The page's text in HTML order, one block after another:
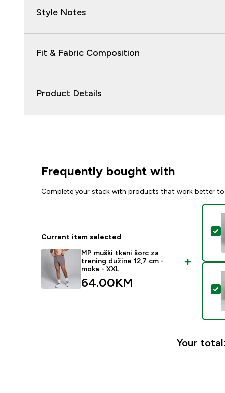
Style Notes
Fit & Fabric Composition
Product Details
Frequently bought with
Complete your stack with products that work better
Current item selected
MP muški tkani šorc za
trening dužine 12,7 cm -
moka - XXL
64.00KM‎
Your